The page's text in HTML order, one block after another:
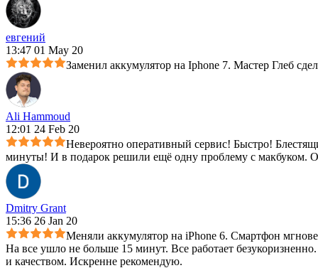
евгений
13:47 01 May 20
Заменил аккумулятор на Iphone 7. Мастер Глеб
Ali Hammoud
12:01 24 Feb 20
Невероятно оперативный сервис! Быстро!
минуты! И в подарок решили ещё одну проблему с макбуком.
Dmitry Grant
15:36 26 Jan 20
Меняли аккумулятор на iPhone 6. Смартфон
На все ушло не больше 15 минут. Все работает
и качеством. Искренне рекомендую.